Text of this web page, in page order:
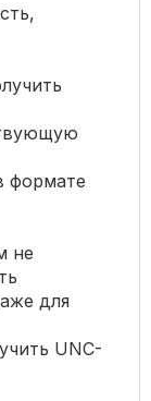
формате
не
для
UNC-